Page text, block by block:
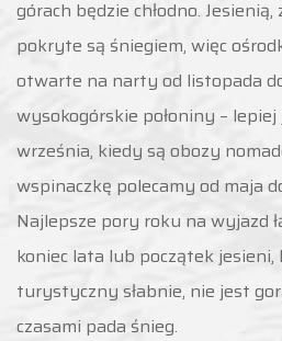
górach będzie chłodno.
pokryte są śniegiem, więc
otwarte na narty od listopada
wysokogórskie połoniny – lepiej
września, kiedy są obozy
wspinaczkę polecamy od maja
Najlepsze pory roku na wyjazd
koniec lata lub początek
turystyczny słabnie, nie jest
czasami pada śnieg.